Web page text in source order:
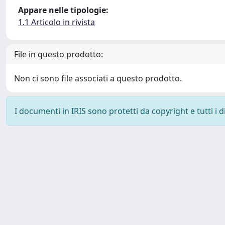
Appare nelle tipologie:
1.1 Articolo in rivista
File in questo prodotto:
Non ci sono file associati a questo prodotto.
I documenti in IRIS sono protetti da copyright e tutti i